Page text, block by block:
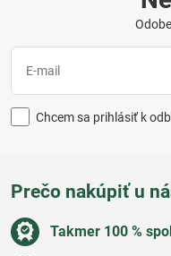
Chcem sa prihlásiť k
Prečo nakúpiť u
Takmer 100 %